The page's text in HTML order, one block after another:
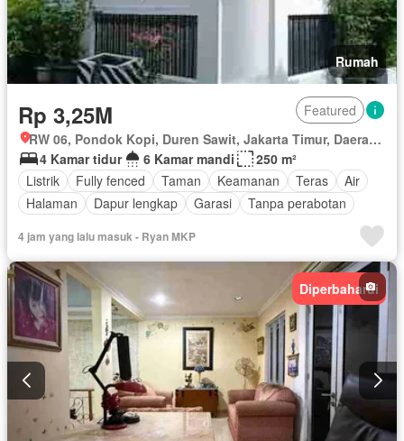
Rumah
Rp 3,25M
Featured
RW 06, Pondok Kopi, Duren Sawit, Jakarta Timur, Daerah Khusus Ibukota Jakarta
4 Kamar tidur
6 Kamar mandi
250 m²
Listrik
Fully fenced Taman Keamanan Teras
Air
Halaman
Dapur lengkap Garasi Tanpa perabotan
4 jam yang lalu masuk - Ryan MKP
Diperbaharui